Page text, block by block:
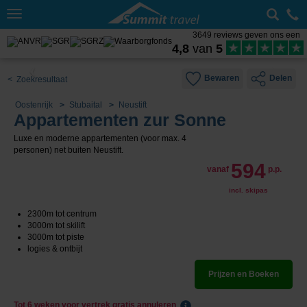
Toggle
3649 reviews geven ons een
4,8 van 5
< Zoekresultaat Bewaren Delen
Oostenrijk Stubaital Neustift
Appartementen zur Sonne
Luxe en moderne appartementen (voor max. 4
personen) net buiten Neustift.
vanaf 594 p.p.
incl. skipas
2300m tot centrum
3000m tot skilift
3000m tot piste
logies & ontbijt
Prijzen en Boeken
Tot 6 weken voor vertrek gratis annuleren